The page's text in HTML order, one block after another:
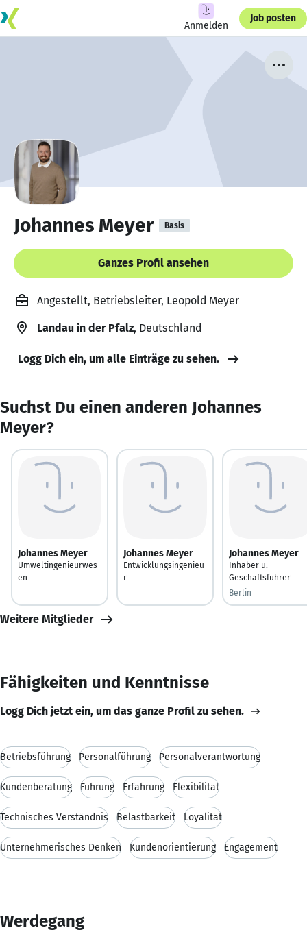
Anmelden
Job posten
Johannes Meyer Basis
Ganzes Profil ansehen
Angestellt, Betriebsleiter, Leopold Meyer
Landau in der Pfalz, Deutschland
Logg Dich ein, um alle Einträge zu sehen.
Suchst Du einen anderen Johannes
Meyer?
Johannes Meyer
Umweltingenieurwes
en
Johannes Meyer
Entwicklungsingenieu
r
Johannes Meyer
Inhaber u.
Geschäftsführer
Berlin
Weitere Mitglieder
Fähigkeiten und Kenntnisse
Logg Dich jetzt ein, um das ganze Profil zu sehen.
Betriebsführung Personalführung Personalverantwortung
Kundenberatung Führung Erfahrung Flexibilität
Technisches Verständnis Belastbarkeit Loyalität
Unternehmerisches Denken Kundenorientierung Engagement
Werdegang